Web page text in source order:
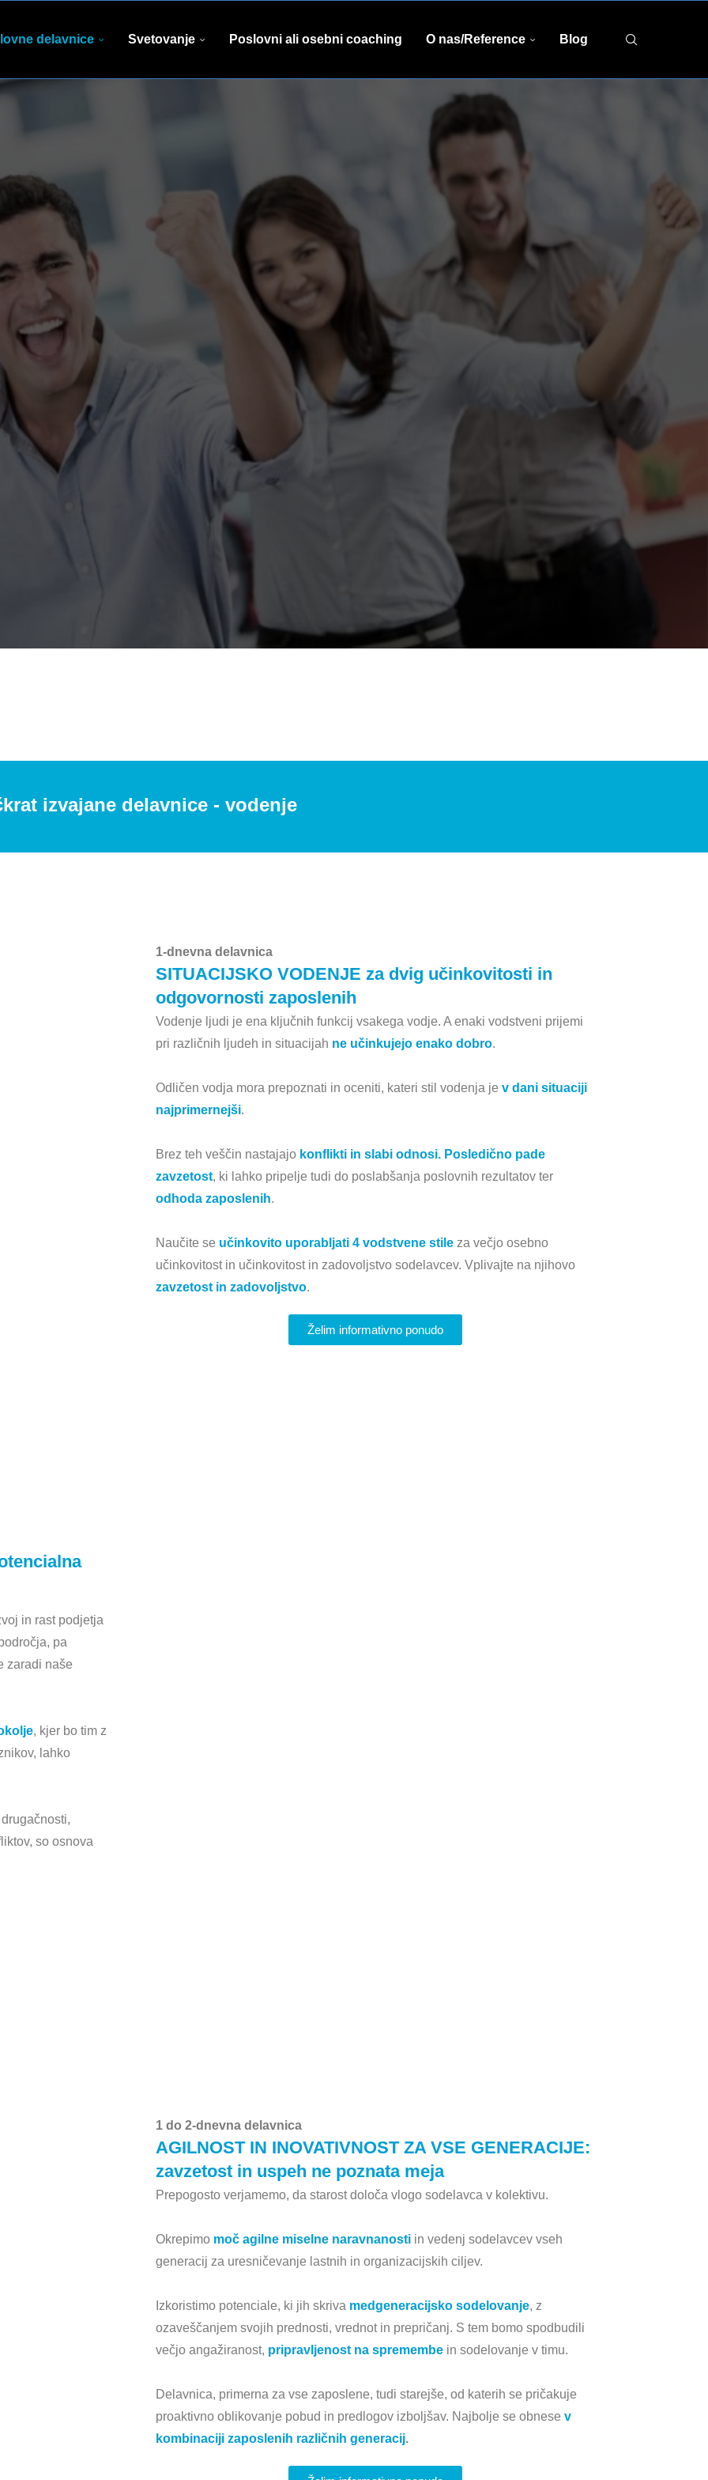
delavnice Svetovanje Poslovni ali osebni coaching O nas/Reference Blog
izvajane delavnice - vodenje
1-dnevna delavnica
SITUACIJSKO VODENJE za dvig učinkovitosti in
odgovornosti zaposlenih
Vodenje ljudi je ena ključnih funkcij vsakega vodje. A enaki vodstveni prijemi
pri različnih ljudeh in situacijah ne učinkujejo enako dobro.
Odličen vodja mora prepoznati in oceniti, kateri stil vodenja je v dani situaciji
najprimernejši.
Brez teh veščin nastajajo konflikti in slabi odnosi. Posledično pade
zavzetost, ki lahko pripelje tudi do poslabšanja poslovnih rezultatov ter
odhoda zaposlenih.
Naučite se učinkovito uporabljati 4 vodstvene stile za večjo osebno
učinkovitost in učinkovitost in zadovoljstvo sodelavcev. Vplivajte na njihovo
zavzetost in zadovoljstvo.
Želim informativno ponudo
in rast podjetja
pa
zaradi naše
, kjer bo tim z
lahko
so osnova
1 do 2-dnevna delavnica
AGILNOST IN INOVATIVNOST ZA VSE GENERACIJE:
zavzetost in uspeh ne poznata meja
Prepogosto verjamemo, da starost določa vlogo sodelavca v kolektivu.
Okrepimo moč agilne miselne naravnanosti in vedenj sodelavcev vseh
generacij za uresničevanje lastnih in organizacijskih ciljev.
Izkoristimo potenciale, ki jih skriva medgeneracijsko sodelovanje, z
ozaveščanjem svojih prednosti, vrednot in prepričanj. S tem bomo spodbudili
večjo angažiranost, pripravljenost na spremembe in sodelovanje v timu.
Delavnica, primerna za vse zaposlene, tudi starejše, od katerih se pričakuje
proaktivno oblikovanje pobud in predlogov izboljšav. Najbolje se obnese v
kombinaciji zaposlenih različnih generacij.